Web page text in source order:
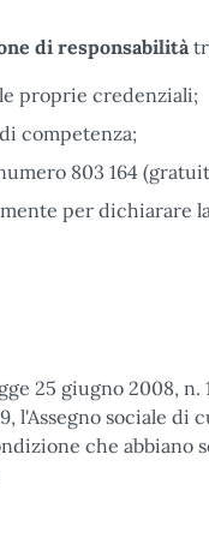
di responsabilità
proprie credenziali;
competenza;
803 164
per dichiarare
25 giugno 2008,
l'Assegno sociale di
che abbiano